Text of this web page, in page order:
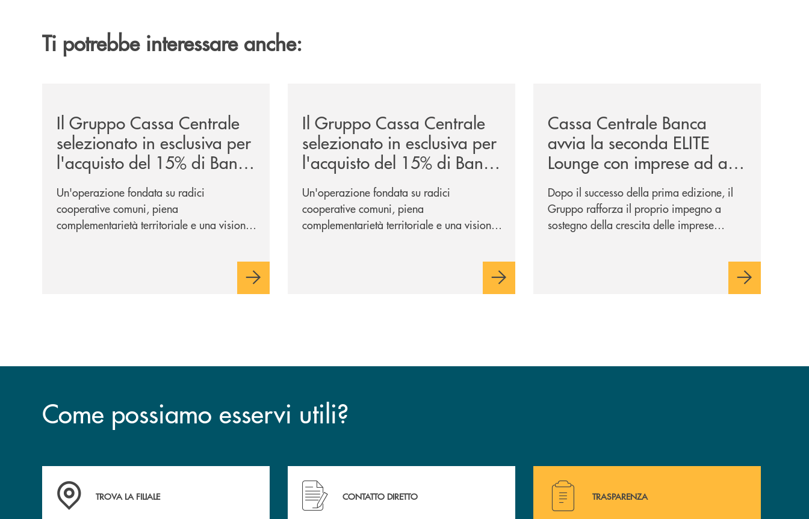
Ti potrebbe interessare anche:
Il Gruppo Cassa Centrale
selezionato in esclusiva per
l'acquisto del 15% di Banca
Cambiano 1884
Un'operazione fondata su radici
cooperative comuni, piena
complementarietà territoriale e una visione
Il Gruppo Cassa Centrale
selezionato in esclusiva per
l'acquisto del 15% di Banca
Cambiano 1884
Un'operazione fondata su radici
cooperative comuni, piena
complementarietà territoriale e una visione
Cassa Centrale Banca
avvia la seconda ELITE
Lounge con imprese ad alto
potenziale
Dopo il successo della prima edizione, il
Gruppo rafforza il proprio impegno a
sostegno della crescita delle imprese
Come possiamo esservi utili?
Accedi all' elenco completo delle filiali .
TROVA LA FILIALE CONTATTO DIRETTO
Hai bisogno di alcuni documenti ? Vai alla pagina
TRASPARENZA